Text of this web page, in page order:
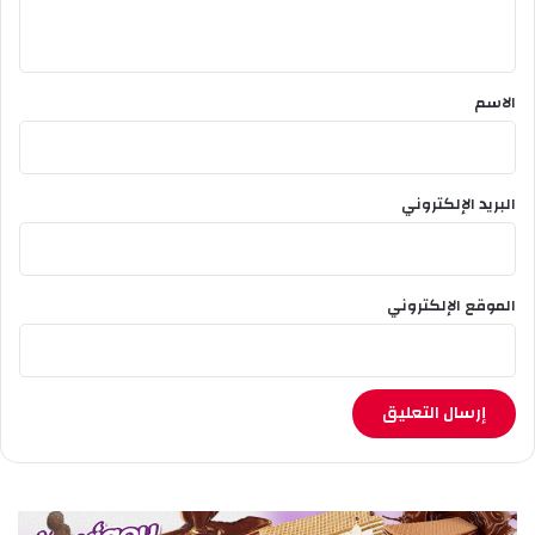
*
الاسم
البريد الإلكتروني
الموقع الإلكتروني